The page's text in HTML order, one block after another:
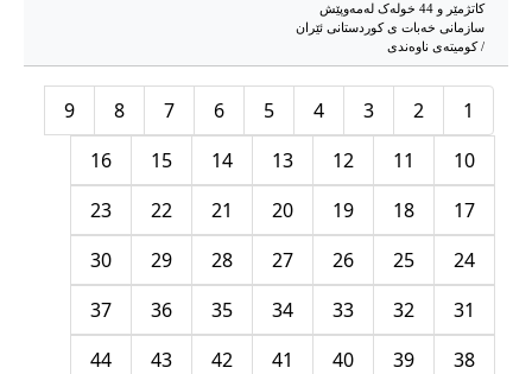
کاتژمێر و 44 خوله‌ک له‌مه‌وپێش‌
سازمانی خەبات ی کوردستانی ئێران
/ کومیتەی ناوەندی
1
2
3
4
5
6
7
8
9
10
11
12
13
14
15
16
17
18
19
20
21
22
23
24
25
26
27
28
29
30
31
32
33
34
35
36
37
38
39
40
41
42
43
44